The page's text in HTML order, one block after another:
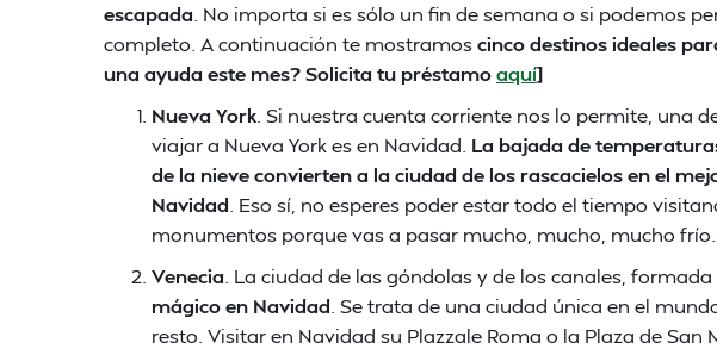
escapada . No importa si es sólo un fin de semana o si podemos
completo. A continuación te mostramoscinco destinos ideales
una ayuda este mes? Solicita tu préstamoaquí]
Nueva York . Si nuestra cuenta corriente nos lo permite, una
viajar a Nueva York es en Navidad. La bajada de
de la nieve convierten a la ciudad de los rascacielos en el
Navidad . Eso sí, no esperes poder estar todo el tiempo
monumentos porque vas a pasar mucho, mucho, mucho frío.
Venecia . La ciudad de las góndolas y de los canales, formada
mágico en Navidad . Se trata de una ciudad única en el
resto. Visitar en Navidad su Plazzale Roma o la Plaza de